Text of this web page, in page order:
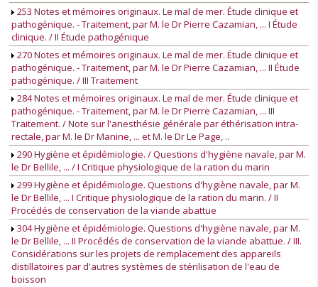
253 Notes et mémoires originaux. Le mal de mer. Étude clinique et
pathogénique. - Traitement, par M. le Dr Pierre Cazamian, ... I Étude
clinique. / II Étude pathogénique
270 Notes et mémoires originaux. Le mal de mer. Étude clinique et
pathogénique. - Traitement, par M. le Dr Pierre Cazamian, ... II Étude
pathogénique. / III Traitement
284 Notes et mémoires originaux. Le mal de mer. Étude clinique et
pathogénique. - Traitement, par M. le Dr Pierre Cazamian, ... III
Traitement. / Note sur l'anesthésie générale par éthérisation intra-
rectale, par M. le Dr Manine, ... et M. le Dr Le Page, ..
290 Hygiène et épidémiologie. / Questions d'hygiène navale, par M.
le Dr Bellile, ... / I Critique physiologique de la ration du marin
299 Hygiène et épidémiologie. Questions d'hygiène navale, par M.
le Dr Bellile, ... I Critique physiologique de la ration du marin. / II
Procédés de conservation de la viande abattue
304 Hygiène et épidémiologie. Questions d'hygiène navale, par M.
le Dr Bellile, ... II Procédés de conservation de la viande abattue. / III.
Considérations sur les projets de remplacement des appareils
distillatoires par d'autres systèmes de stérilisation de l'eau de
boisson